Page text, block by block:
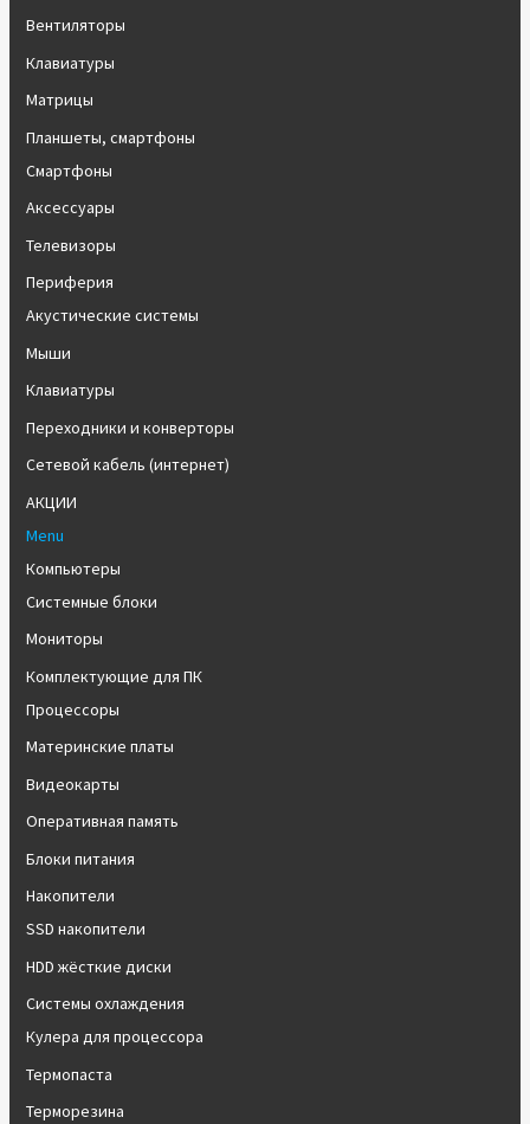
Вентиляторы
Клавиатуры
Матрицы
Планшеты, смартфоны
Смартфоны
Аксессуары
Телевизоры
Периферия
Акустические системы
Мыши
Клавиатуры
Переходники и конверторы
Сетевой кабель (интернет)
АКЦИИ
Menu
Компьютеры
Системные блоки
Мониторы
Комплектующие для ПК
Процессоры
Материнские платы
Видеокарты
Оперативная память
Блоки питания
Накопители
SSD накопители
HDD жёсткие диски
Системы охлаждения
Кулера для процессора
Термопаста
Терморезина